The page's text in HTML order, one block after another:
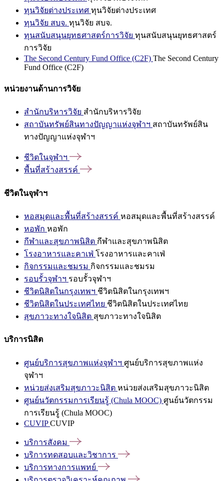
ทุนวิจัยต่างประเทศ ทุนวิจัยต่างประเทศ
ทุนวิจัย สบจ. ทุนวิจัย สบจ.
ทุนสนับสนุนยุทธศาสตร์การวิจัย ทุนสนับสนุนยุทธศาสตร์
การวิจัย
The Second Century Fund Office (C2F) The Second Century
Fund Office (C2F)
หน่วยงานด้านการวิจัย
สำนักบริหารวิจัย สำนักบริหารวิจัย
สถาบันทรัพย์สินทางปัญญาแห่งจุฬาฯ สถาบันทรัพย์สิน
ทางปัญญาแห่งจุฬาฯ
ชีวิตในจุฬาฯ
พื้นที่สร้างสรรค์
ชีวิตในจุฬาฯ
หอสมุดและพื้นที่สร้างสรรค์ หอสมุดและพื้นที่สร้างสรรค์
หอพัก หอพัก
กีฬาและสุขภาพนิสิต กีฬาและสุขภาพนิสิต
โรงอาหารและคาเฟ่ โรงอาหารและคาเฟ่
กิจกรรมและชมรม กิจกรรมและชมรม
รอบรั้วจุฬาฯ รอบรั้วจุฬาฯ
ชีวิตนิสิตในกรุงเทพฯ ชีวิตนิสิตในกรุงเทพฯ
ชีวิตนิสิตในประเทศไทย ชีวิตนิสิตในประเทศไทย
สุขภาวะทางใจนิสิต สุขภาวะทางใจนิสิต
บริการนิสิต
ศูนย์บริการสุขภาพแห่งจุฬาฯ ศูนย์บริการสุขภาพแห่ง
จุฬาฯ
หน่วยส่งเสริมสุขภาวะนิสิต หน่วยส่งเสริมสุขภาวะนิสิต
ศูนย์นวัตกรรมการเรียนรู้ (Chula MOOC) ศูนย์นวัตกรรม
การเรียนรู้ (Chula MOOC)
CUVIPCUVIP
บริการสังคม
บริการทดสอบและวิชาการ
บริการทางการแพทย์